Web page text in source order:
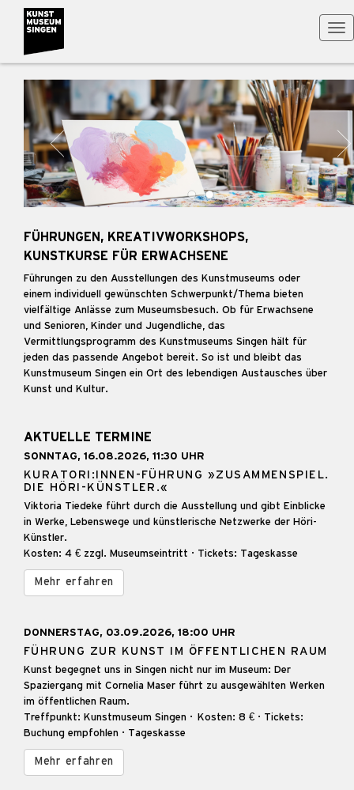
FÜHRUNGEN, KREATIVWORKSHOPS,
KUNSTKURSE FÜR ERWACHSENE
Führungen zu den Ausstellungen des Kunstmuseums oder
einem individuell gewünschten Schwerpunkt/Thema bieten
vielfältige Anlässe zum Museumsbesuch. Ob für Erwachsene
und Senioren, Kinder und Jugendliche, das
Vermittlungsprogramm des Kunstmuseums Singen hält für
jeden das passende Angebot bereit. So ist und bleibt das
Kunstmuseum Singen ein Ort des lebendigen Austausches über
Kunst und Kultur.
AKTUELLE TERMINE
SONNTAG, 16.08.2026, 11:30 UHR
KURATORI:INNEN-FÜHRUNG »ZUSAMMENSPIEL.
DIE HÖRI-KÜNSTLER.«
Viktoria Tiedeke führt durch die Ausstellung und gibt Einblicke
in Werke, Lebenswege und künstlerische Netzwerke der Höri-
Künstler.
Kosten: 4 € zzgl. Museumseintritt · Tickets: Tageskasse
Mehr erfahren
DONNERSTAG, 03.09.2026, 18:00 UHR
FÜHRUNG ZUR KUNST IM ÖFFENTLICHEN RAUM
Kunst begegnet uns in Singen nicht nur im Museum: Der
Spaziergang mit Cornelia Maser führt zu ausgewählten Werken
im öffentlichen Raum.
Treffpunkt: Kunstmuseum Singen · Kosten: 8 € · Tickets:
Buchung empfohlen · Tageskasse
Mehr erfahren